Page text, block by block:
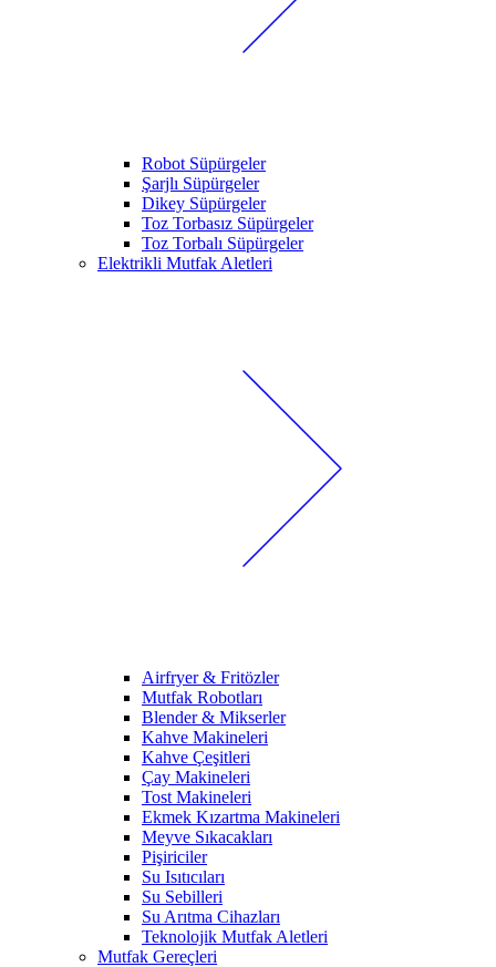
Robot Süpürgeler
Şarjlı Süpürgeler
Dikey Süpürgeler
Toz Torbasız Süpürgeler
Toz Torbalı Süpürgeler
Elektrikli Mutfak Aletleri
Airfryer & Fritözler
Mutfak Robotları
Blender & Mikserler
Kahve Makineleri
Kahve Çeşitleri
Çay Makineleri
Tost Makineleri
Ekmek Kızartma Makineleri
Meyve Sıkacakları
Pişiriciler
Su Isıtıcıları
Su Sebilleri
Su Arıtma Cihazları
Teknolojik Mutfak Aletleri
Mutfak Gereçleri